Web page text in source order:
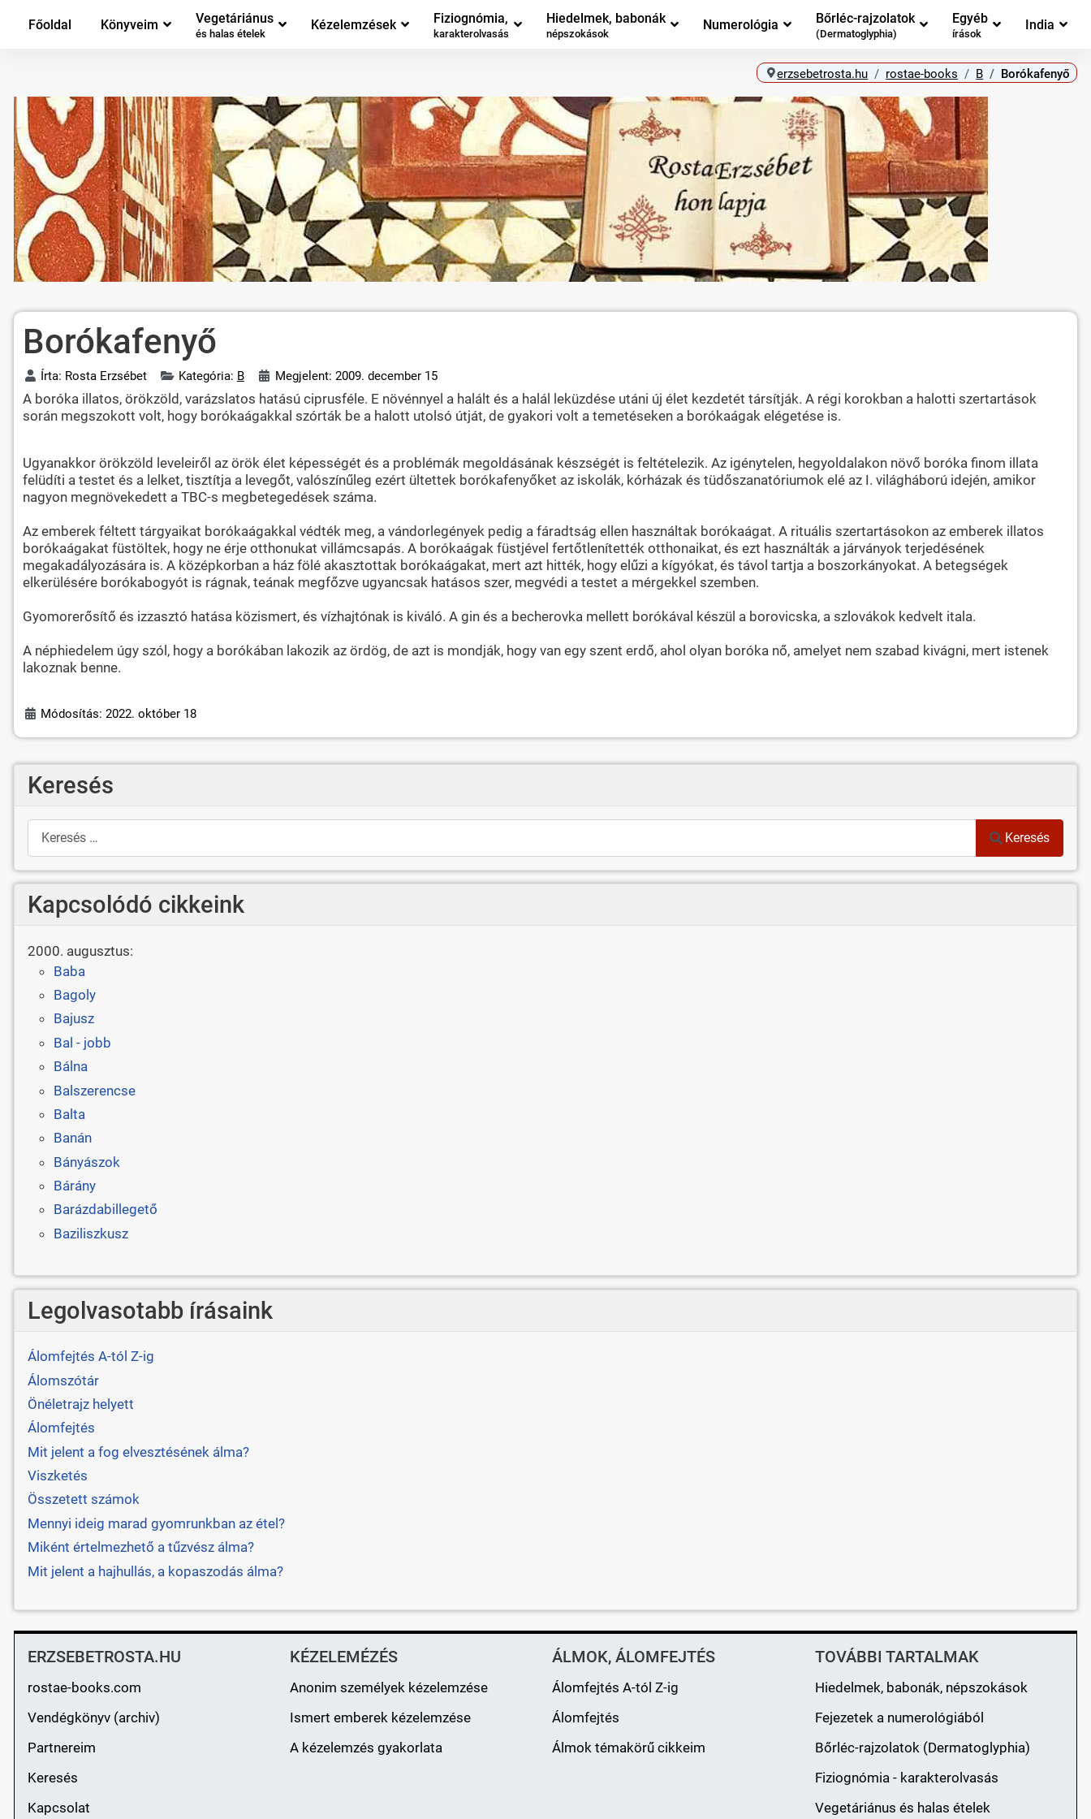
Főoldal Könyveim Vegetáriánus
és halas ételek
Kézelemzések Fiziognómia,
karakterolvasás
Hiedelmek, babonák
népszokások
Numerológia Bőrléc-rajzolatok
(Dermatoglyphia)
Egyéb
írások
India
erzsebetrosta.hu rostae-books B Borókafenyő
Borókafenyő
Írta: Rosta Erzsébet Kategória: B Megjelent: 2009. december 15
A boróka illatos, örökzöld, varázslatos hatású ciprusféle. E növénnyel a halált és a halál leküzdése utáni új élet kezdetét társítják. A régi korokban a halotti szertartások
során megszokott volt, hogy borókaágakkal szórták be a halott utolsó útját, de gyakori volt a temetéseken a borókaágak elégetése is.
Ugyanakkor örökzöld leveleiről az örök élet képességét és a problémák megoldásának készségét is feltételezik. Az igénytelen, hegyoldalakon növő boróka finom illata
felüdíti a testet és a lelket, tisztítja a levegőt, valószínűleg ezért ültettek borókafenyőket az iskolák, kórházak és tüdőszanatóriumok elé az I. világháború idején, amikor
nagyon megnövekedett a TBC-s megbetegedések száma.
Az emberek féltett tárgyaikat borókaágakkal védték meg, a vándorlegények pedig a fáradtság ellen használtak borókaágat. A rituális szertartásokon az emberek illatos
borókaágakat füstöltek, hogy ne érje otthonukat villámcsapás. A borókaágak füstjével fertőtlenítették otthonaikat, és ezt használták a járványok terjedésének
megakadályozására is. A középkorban a ház fölé akasztottak borókaágakat, mert azt hitték, hogy elűzi a kígyókat, és távol tartja a boszorkányokat. A betegségek
elkerülésére borókabogyót is rágnak, teának megfőzve ugyancsak hatásos szer, megvédi a testet a mérgekkel szemben.
Gyomorerősítő és izzasztó hatása közismert, és vízhajtónak is kiváló. A gin és a becherovka mellett borókával készül a borovicska, a szlovákok kedvelt itala.
A néphiedelem úgy szól, hogy a borókában lakozik az ördög, de azt is mondják, hogy van egy szent erdő, ahol olyan boróka nő, amelyet nem szabad kivágni, mert istenek
lakoznak benne.
Módosítás: 2022. október 18
Keresés
Keresés
Keresés
Kapcsolódó cikkeink
2000. augusztus:
Baba
Bagoly
Bajusz
Bal - jobb
Bálna
Balszerencse
Balta
Banán
Bányászok
Bárány
Barázdabillegető
Baziliszkusz
Legolvasotabb írásaink
Álomfejtés A-tól Z-ig
Álomszótár
Önéletrajz helyett
Álomfejtés
Mit jelent a fog elvesztésének álma?
Viszketés
Összetett számok
Mennyi ideig marad gyomrunkban az étel?
Miként értelmezhető a tűzvész álma?
Mit jelent a hajhullás, a kopaszodás álma?
ERZSEBETROSTA.HU
rostae-books.com
Vendégkönyv (archiv)
Partnereim
Keresés
Kapcsolat
KÉZELEMÉZÉS
Anonim személyek kézelemzése
Ismert emberek kézelemzése
A kézelemzés gyakorlata
ÁLMOK, ÁLOMFEJTÉS
Álomfejtés A-tól Z-ig
Álomfejtés
Álmok témakörű cikkeim
TOVÁBBI TARTALMAK
Hiedelmek, babonák, népszokások
Fejezetek a numerológiából
Bőrléc-rajzolatok (Dermatoglyphia)
Fiziognómia - karakterolvasás
Vegetáriánus és halas ételek